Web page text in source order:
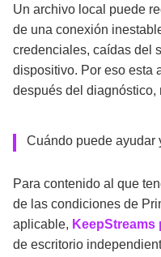
Un archivo local puede
de una conexión
credenciales, caídas del
dispositivo. Por eso esta
después del diagnóstico,
Cuándo puede ayudar
Para contenido al que
de las condiciones de
aplicable, KeepStreams
de escritorio